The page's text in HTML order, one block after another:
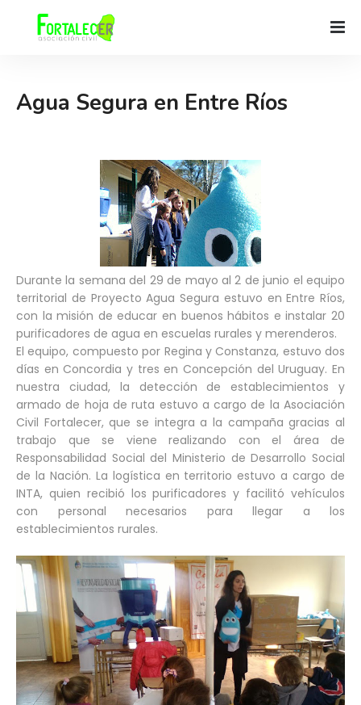
Agua Segura en Entre Ríos
Durante la semana del 29 de mayo al 2 de junio el equipo
territorial de Proyecto Agua Segura estuvo en Entre Ríos,
con la misión de educar en buenos hábitos e instalar 20
purificadores de agua en escuelas rurales y merenderos.
El equipo, compuesto por Regina y Constanza, estuvo dos
días en Concordia y tres en Concepción del Uruguay. En
nuestra ciudad, la detección de establecimientos y
armado de hoja de ruta estuvo a cargo de la Asociación
Civil Fortalecer, que se integra a la campaña gracias al
trabajo que se viene realizando con el área de
Responsabilidad Social del Ministerio de Desarrollo Social
de la Nación. La logística en territorio estuvo a cargo de
INTA, quien recibió los purificadores y facilitó vehículos
con personal necesarios para llegar a los
establecimientos rurales.